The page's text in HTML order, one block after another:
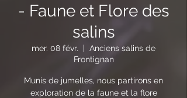
- Faune et Flore des
salins
mer. 08 févr.
Anciens salins de
Frontignan
Munis de jumelles, nous partirons en
exploration de la faune et la flore